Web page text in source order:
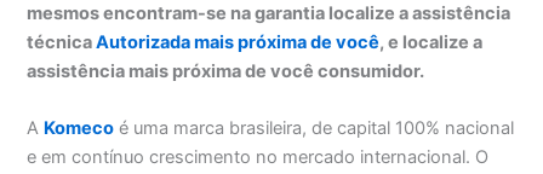
mesmos encontram-se na garantia localize a assistência
técnicaAutorizada mais próxima de você, e localize a
assistência mais próxima de você consumidor.
A Komeco é uma marca brasileira, de capital 100% nacional
e em contínuo crescimento no mercado internacional. O